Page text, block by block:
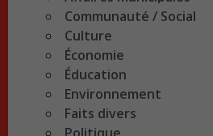
Communauté / Social
Culture
Économie
Éducation
Environnement
Faits divers